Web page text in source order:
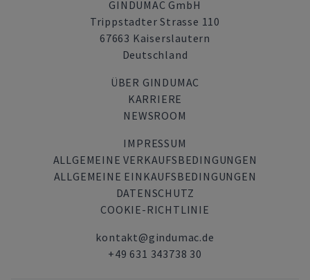
GINDUMAC GmbH
Trippstadter Strasse 110
67663 Kaiserslautern
Deutschland
ÜBER GINDUMAC
KARRIERE
NEWSROOM
IMPRESSUM
ALLGEMEINE VERKAUFSBEDINGUNGEN
ALLGEMEINE EINKAUFSBEDINGUNGEN
DATENSCHUTZ
COOKIE-RICHTLINIE
kontakt@gindumac.de
+49 631 343738 30